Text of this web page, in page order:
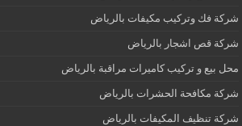
شركة فك وتركيب مكيفات بالرياض
شركة قص اشجار بالرياض
محل بيع و تركيب كاميرات مراقبة بالرياض
شركة مكافحة الحشرات بالرياض
شركة تنظيف المكيفات بالرياض